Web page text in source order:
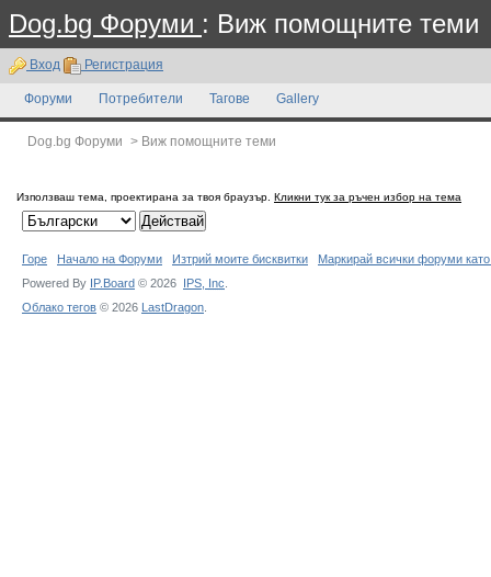
Dog.bg Форуми : Виж помощните теми
Вход Регистрация
Форуми Потребители Тагове Gallery
Dog.bg Форуми > Виж помощните теми
Използваш тема, проектирана за твоя браузър. Кликни тук за ръчен избор на тема
Горе Начало на Форуми Изтрий моите бисквитки
Маркирай всички форуми
Powered By IP.Board © 2026 IPS, Inc
Облако тегов © 2026 LastDragon